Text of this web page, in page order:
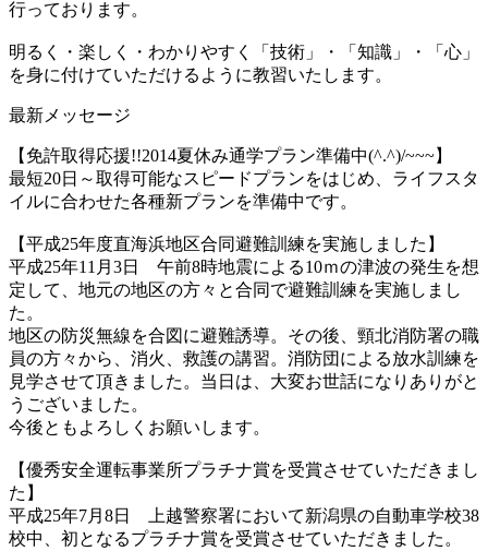
行っております。
明るく・楽しく・わかりやすく「技術」・「知識」・「心」
を身に付けていただけるように教習いたします。
最新メッセージ
【免許取得応援!!2014夏休み通学プラン準備中(^.^)/~~~】
最短20日～取得可能なスピードプランをはじめ、ライフスタ
イルに合わせた各種新プランを準備中です。
【平成25年度直海浜地区合同避難訓練を実施しました】
平成25年11月3日 午前8時地震による10ｍの津波の発生を想
定して、地元の地区の方々と合同で避難訓練を実施しまし
た。
地区の防災無線を合図に避難誘導。その後、頸北消防署の職
員の方々から、消火、救護の講習。消防団による放水訓練を
見学させて頂きました。当日は、大変お世話になりありがと
うございました。
今後ともよろしくお願いします。
【優秀安全運転事業所プラチナ賞を受賞させていただきまし
た】
平成25年7月8日 上越警察署において新潟県の自動車学校38
校中、初となるプラチナ賞を受賞させていただきました。